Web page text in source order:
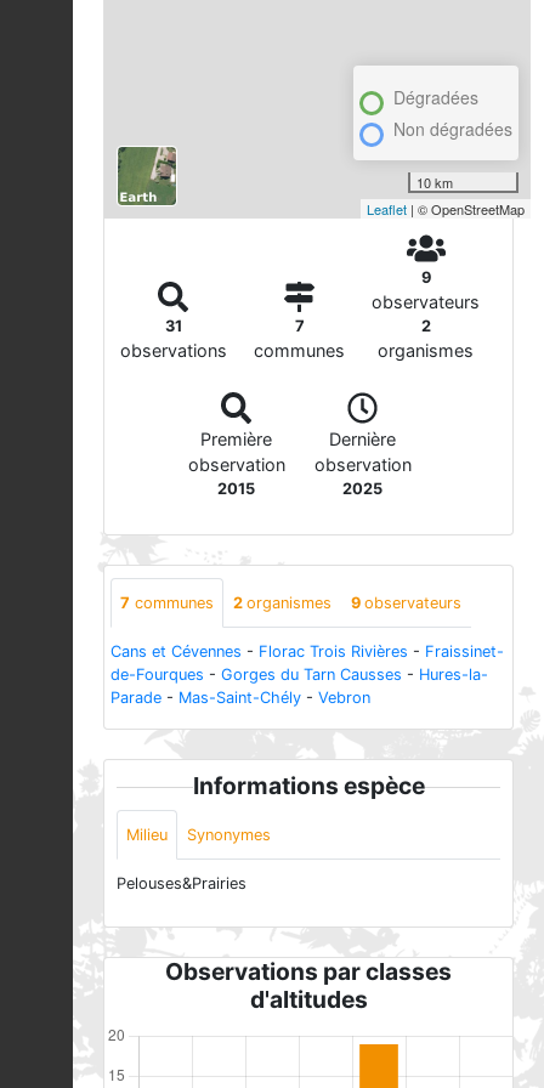
Dégradées
Non dégradées
10 km
Leaflet | © OpenStreetMap
31
observations
7
communes
9
observateurs
2
organismes
Première
observation
2015
Dernière
observation
2025
7 communes 2 organismes 9 observateurs
Cans et Cévennes - Florac Trois Rivières - Fraissinet-
de-Fourques - Gorges du Tarn Causses - Hures-la-
Parade - Mas-Saint-Chély - Vebron
Informations espèce
Milieu Synonymes
Pelouses&Prairies
Observations par classes
d'altitudes